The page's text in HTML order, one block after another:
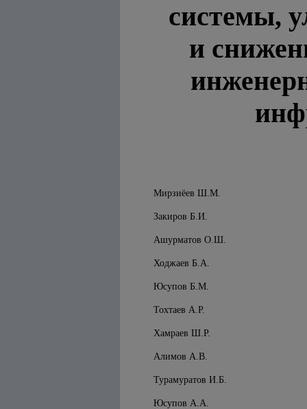
системы,
и
Мирзиёев Ш.М.
Закиров Б.И.
Ашурматов О.Ш.
Ходжаев Б.А.
Юсупов Б.М.
Тохтаев А.Р.
Хамраев Ш.Р.
Алимов А.В.
Турамуратов И.Б.
Юсупов А.А.